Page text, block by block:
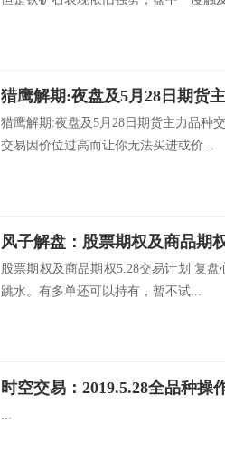
猎鹰解期:夜盘及5月28日期货
猎鹰解期:夜盘及5月28日期货主力品种
交易因价位过高而让你无法买进或价...
风子解盘：股票期权及商品期
股票期权及商品期权5.28交易计划 复
跳水。有多单还可以持有，暂不试...
时空交易：2019.5.28全品种操
...